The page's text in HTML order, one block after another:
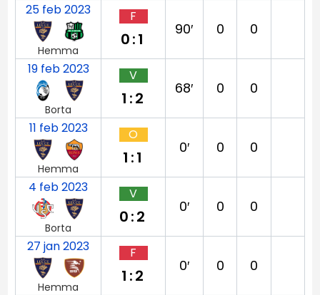
25 feb 2023
Hemma
F
0:1
90′ 0 0
19 feb 2023
Borta
V
1:2
68′ 0 0
11 feb 2023
Hemma
O
1:1
0′ 0 0
4 feb 2023
Borta
V
0:2
0′ 0 0
27 jan 2023
Hemma
F
1:2
0′ 0 0